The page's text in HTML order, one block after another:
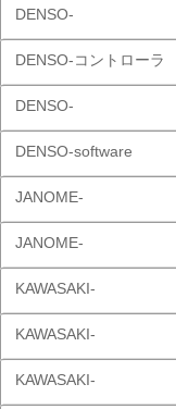
DENSO-
DENSO-コントローラ
DENSO-
DENSO-software
JANOME-
JANOME-
KAWASAKI-
KAWASAKI-
KAWASAKI-